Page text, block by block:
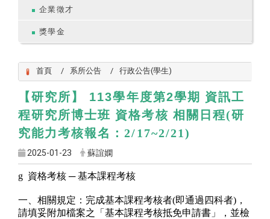
企業徵才
獎學金
首頁 系所公告 行政公告(學生)
【研究所】 113學年度第2學期 資訊工
程研究所博士班 資格考核 相關日程(研
究能力考核報名 ：2/17~2/21 )
2025-01-23 蘇誼嫻
g 資格考核 ─基本課程考核
一、相關規定：完成基本課程考核者(即通過四科者) ，
請填妥附加檔案之「基本課程考核抵免申請書」，並檢